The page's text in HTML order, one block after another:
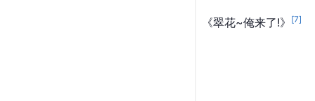
《翠花~俺来了!》 [7]